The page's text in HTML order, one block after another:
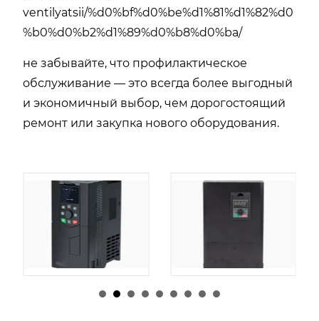
ventilyatsii/%d0%bf%d0%be%d1%81%d1%82%d0
%b0%d0%b2%d1%89%d0%b8%d0%ba/
не забывайте, что профилактическое
обслуживание — это всегда более выгодный
и экономичный выбор, чем дорогостоящий
ремонт или закупка нового оборудования.
由admin |30 1 月,
由admin |29 1 月,